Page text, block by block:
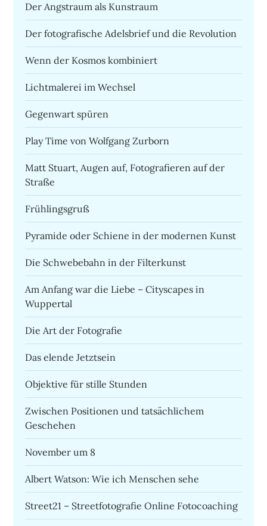
Der Angstraum als Kunstraum
Der fotografische Adelsbrief und die Revolution
Wenn der Kosmos kombiniert
Lichtmalerei im Wechsel
Gegenwart spüren
Play Time von Wolfgang Zurborn
Matt Stuart, Augen auf, Fotografieren auf der
Straße
Frühlingsgruß
Pyramide oder Schiene in der modernen Kunst
Die Schwebebahn in der Filterkunst
Am Anfang war die Liebe – Cityscapes in
Wuppertal
Die Art der Fotografie
Das elende Jetztsein
Objektive für stille Stunden
Zwischen Positionen und tatsächlichem
Geschehen
November um 8
Albert Watson: Wie ich Menschen sehe
Street21 – Streetfotografie Online Fotocoaching